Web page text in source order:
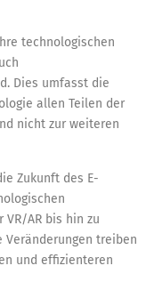
technologischen
Dies umfasst die
allen Teilen der
nicht zur weiteren
Zukunft des E-
AR bis hin zu
treiben
und effizienteren